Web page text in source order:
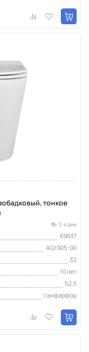
тонкое
2-4 дня
69637
AQ1905-00
32
10 лет
52,5
санфарфор